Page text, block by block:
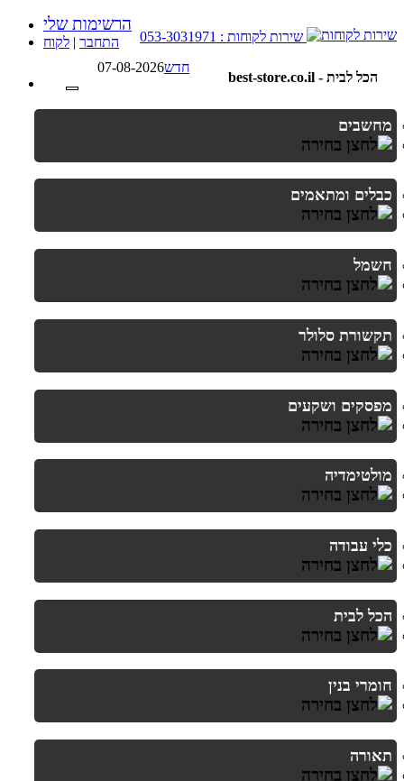
best-store.co.il - הכל לבית
07-08-2026
הרשימות שלי
התחבר | לקוח
חדש
מחשבים
כבלים ומתאמים
חשמל
תקשורת סלולר
מפסקים ושקעים
מולטימדיה
כלי עבודה
הכל לבית
חומרי בנין
תאורה